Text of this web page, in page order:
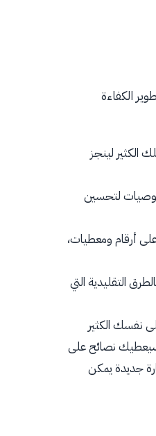
الكفاءة
الكثير لينجز
توصيات لتحسين
أرقام ومعطيات،
التقليدية التي
نفسك الكثير
سيعطيك نصائح على
جديدة يمكن